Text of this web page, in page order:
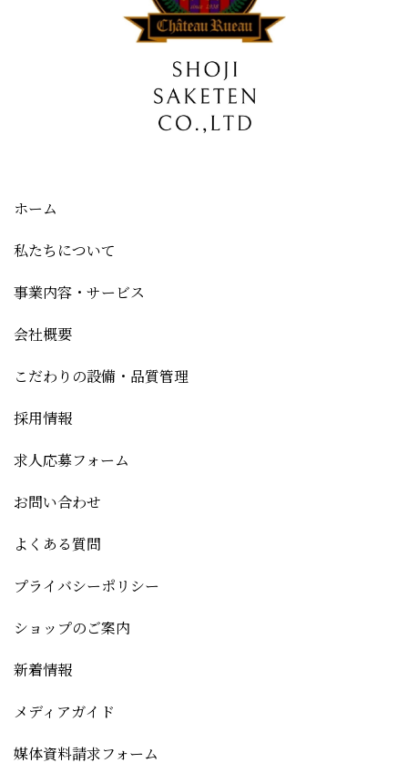
ホーム
私たちについて
事業内容・サービス
会社概要
こだわりの設備・品質管理
採用情報
求人応募フォーム
お問い合わせ
よくある質問
プライバシーポリシー
ショップのご案内
新着情報
メディアガイド
媒体資料請求フォーム